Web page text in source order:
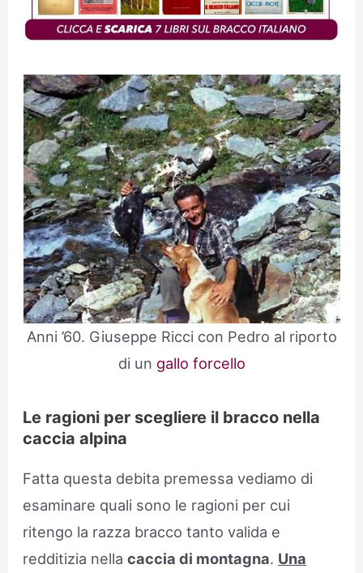
Anni ’60. Giuseppe Ricci con Pedro al riporto
di un gallo forcello
Le ragioni per scegliere il bracco nella
caccia alpina
Fatta questa debita premessa vediamo di
esaminare quali sono le ragioni per cui
ritengo la razza bracco tanto valida e
redditizia nellacaccia di montagna. Una